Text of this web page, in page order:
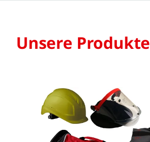
Unsere Produkte